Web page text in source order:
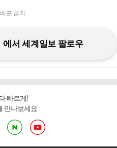
포 금지
에서 세계일보 팔로우
빠르게!
만나보세요